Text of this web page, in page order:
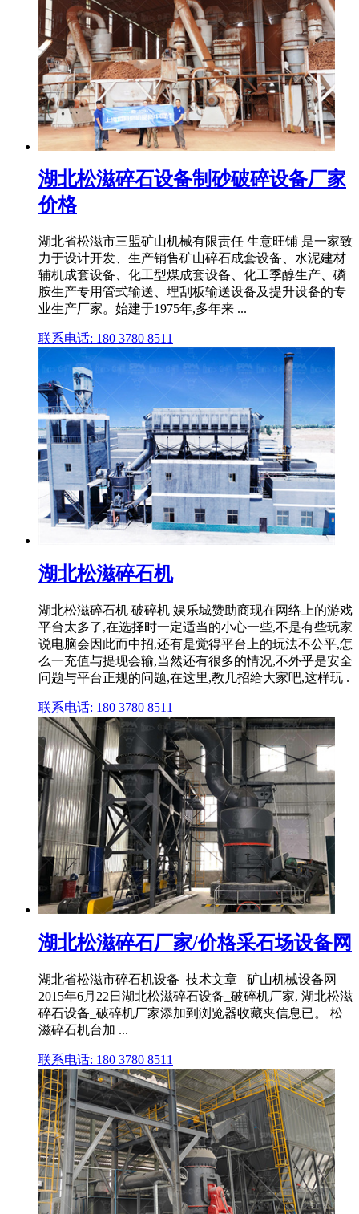
湖北松滋碎石设备制砂破碎设备厂家
价格
湖北省松滋市三盟矿山机械有限责任 生意旺铺 是一家致
力于设计开发、生产销售矿山碎石成套设备、水泥建材
辅机成套设备、化工型煤成套设备、化工季醇生产、磷
胺生产专用管式输送、埋刮板输送设备及提升设备的专
业生产厂家。始建于1975年,多年来 ...
联系电话: 180 3780 8511
湖北松滋碎石机
湖北松滋碎石机 破碎机 娱乐城赞助商现在网络上的游戏
平台太多了,在选择时一定适当的小心一些,不是有些玩家
说电脑会因此而中招,还有是觉得平台上的玩法不公平,怎
么一充值与提现会输,当然还有很多的情况,不外乎是安全
问题与平台正规的问题,在这里,教几招给大家吧,这样玩 .
联系电话: 180 3780 8511
湖北松滋碎石厂家/价格采石场设备网
湖北省松滋市碎石机设备_技术文章_ 矿山机械设备网
2015年6月22日湖北松滋碎石设备_破碎机厂家, 湖北松滋
碎石设备_破碎机厂家添加到浏览器收藏夹信息已。 松
滋碎石机台加 ...
联系电话: 180 3780 8511